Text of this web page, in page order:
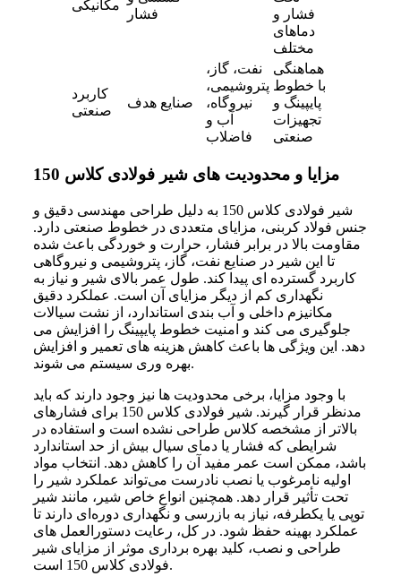
مکانیکی
فشار
فشار و
دماهای
مختلف
کاربرد
صنعتی
صنایع هدف
نفت، گاز،
پتروشیمی،
نیروگاه،
آب و
فاضلاب
هماهنگی
با خطوط
پایپینگ و
تجهیزات
صنعتی
مزایا و محدودیت‌ های شیر فولادی کلاس 150
شیر فولادی کلاس 150 به دلیل طراحی مهندسی دقیق و
جنس فولاد کربنی، مزایای متعددی در خطوط صنعتی دارد.
مقاومت بالا در برابر فشار، حرارت و خوردگی باعث شده
تا این شیر در صنایع نفت، گاز، پتروشیمی و نیروگاهی
کاربرد گسترده‌ ای پیدا کند. طول عمر بالای شیر و نیاز به
نگهداری کم از دیگر مزایای آن است. عملکرد دقیق
مکانیزم داخلی و آب‌ بندی استاندارد، از نشت سیالات
جلوگیری می‌ کند و امنیت خطوط پایپینگ را افزایش می‌
دهد. این ویژگی‌ ها باعث کاهش هزینه‌ های تعمیر و افزایش
بهره‌ وری سیستم می‌ شوند.
با وجود مزایا، برخی محدودیت‌ ها نیز وجود دارند که باید
مدنظر قرار گیرند. شیر فولادی کلاس 150 برای فشارهای
بالاتر از مشخصه کلاس طراحی نشده است و استفاده در
شرایطی که فشار یا دمای سیال بیش از حد استاندارد
باشد، ممکن است عمر مفید آن را کاهش دهد. انتخاب مواد
اولیه نامرغوب یا نصب نادرست می‌تواند عملکرد شیر را
تحت تأثیر قرار دهد. همچنین انواع خاص شیر، مانند شیر
توپی یا یکطرفه، نیاز به بازرسی و نگهداری دوره‌ای دارند تا
عملکرد بهینه حفظ شود. در کل، رعایت دستورالعمل‌ های
طراحی و نصب، کلید بهره‌ برداری موثر از مزایای شیر
فولادی کلاس 150 است.